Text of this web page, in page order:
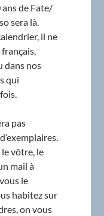
ans de Fate/
sera là.
il ne
dans nos
qui
pas
le vôtre, le
mail à
le
habitez sur
on vous